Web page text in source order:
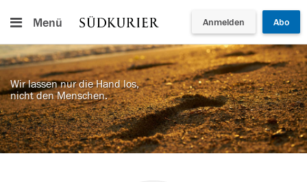
Menü Anmelden Abo
Wir lassen nur die Hand los,
nicht den Menschen.